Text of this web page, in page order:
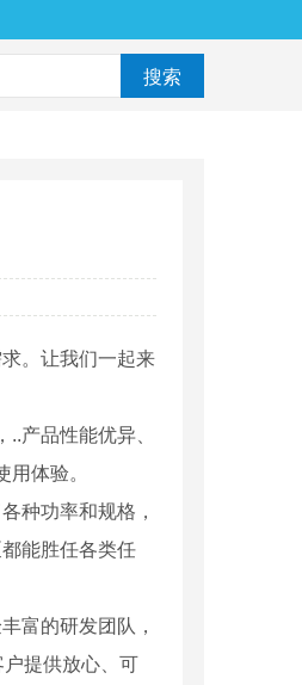
搜索
。让我们一起来
产品性能优异、
体验。
种功率和规格，
能胜任各类任
富的研发团队，
户提供放心、可